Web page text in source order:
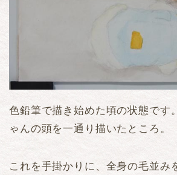
色鉛筆で描き始めた頃の状態です
ゃんの頭を一通り描いたところ。
これを手掛かりに、全身の毛並み